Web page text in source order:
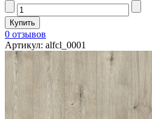
0 отзывов
Артикул: alfcl_0001